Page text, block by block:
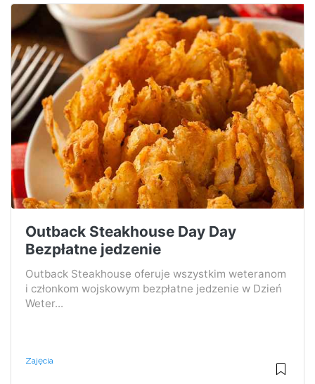
Outback Steakhouse Day Day
Bezpłatne jedzenie
Outback Steakhouse oferuje wszystkim weteranom
i członkom wojskowym bezpłatne jedzenie w Dzień
Weter...
Zajęcia